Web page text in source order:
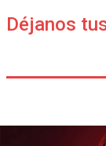
Déjanos